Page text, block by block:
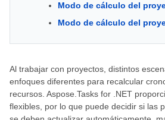
Modo de cálculo del
Modo de cálculo del
Al trabajar con proyectos, distintos
enfoques diferentes para recalcular
recursos. Aspose.Tasks for .NET
flexibles, por lo que puede decidir si las